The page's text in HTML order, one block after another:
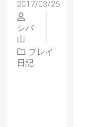
2017/03/26
シバ
山
プレイ
日記